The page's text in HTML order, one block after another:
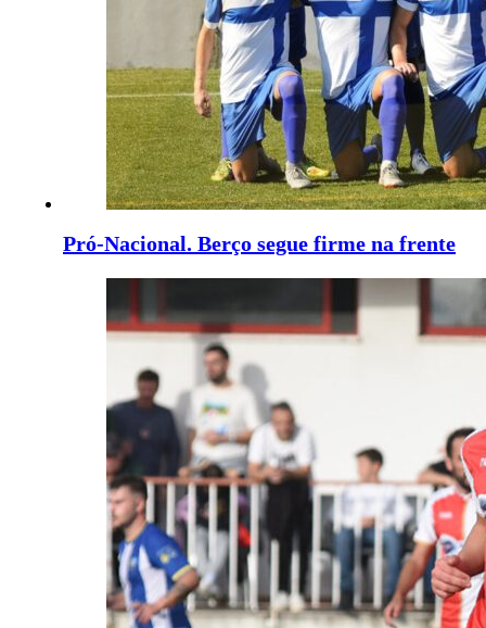
Pró-Nacional. Berço segue firme na frente